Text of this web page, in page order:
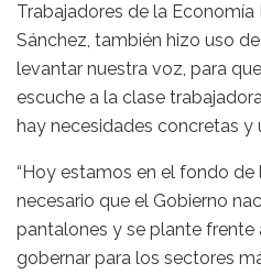
Trabajadores de la Economía
Sánchez, también hizo uso
levantar nuestra voz, para
escuche a la clase
hay necesidades concretas y
“Hoy estamos en el fondo de
necesario que el Gobierno
pantalones y se plante frente
gobernar para los sectores